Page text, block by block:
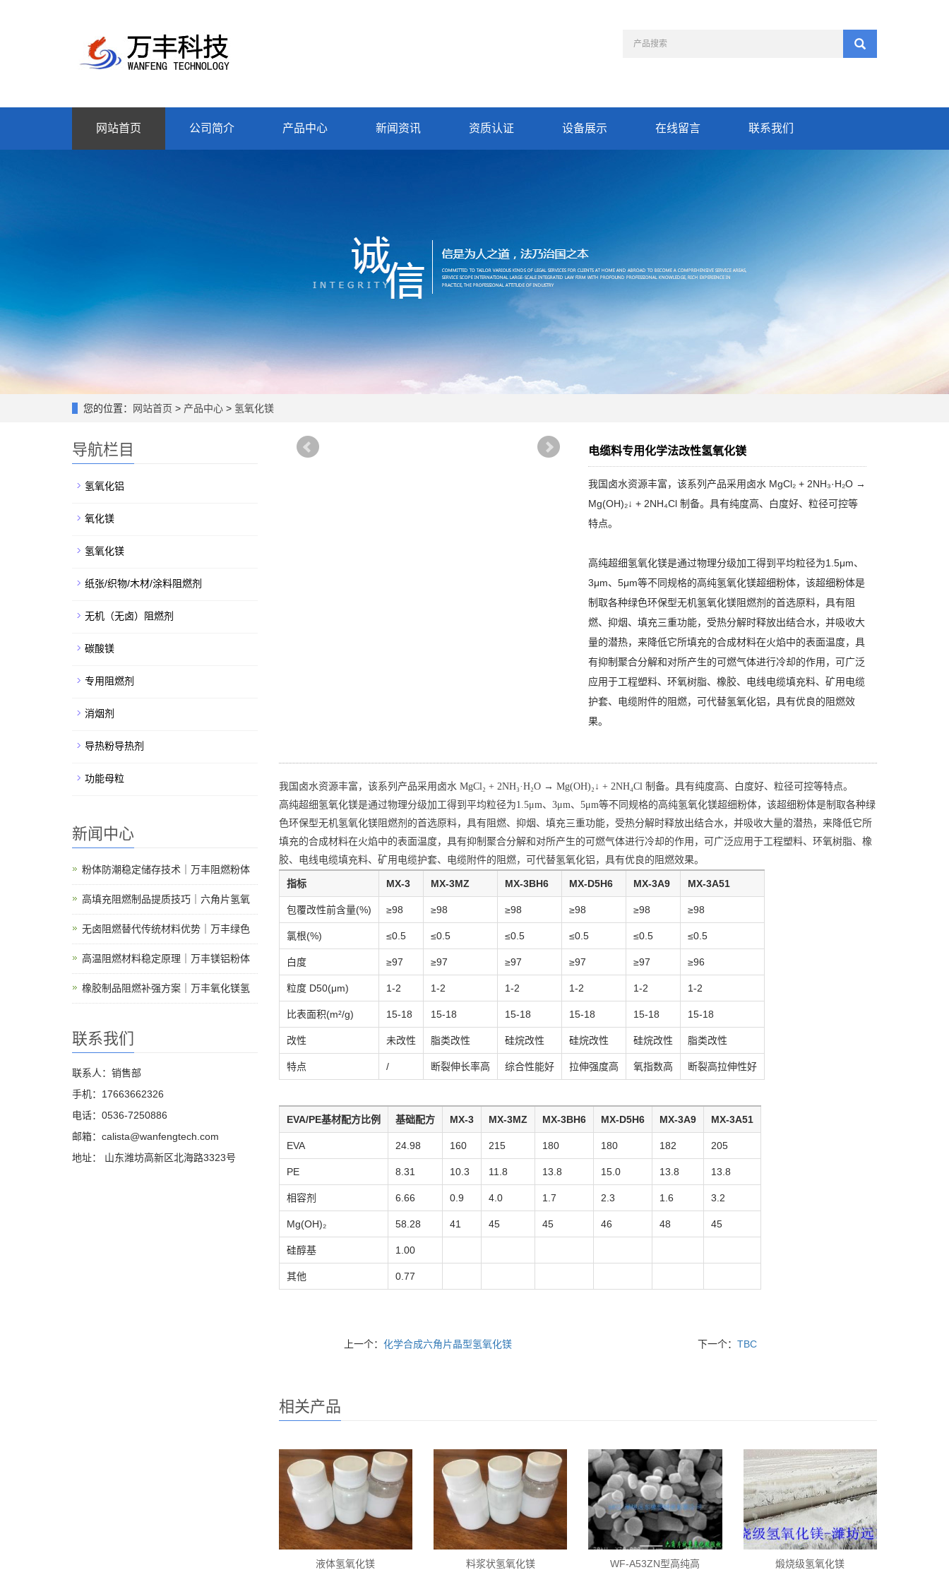
网站首页 公司简介 产品中心 新闻资讯 资质认证 设备展示 在线留言 联系我们
您的位置： 网站首页 > 产品中心 > 氢氧化镁
电缆料专用化学法改性氢氧化镁
我国卤水资源丰富，该系列产品采用卤水 MgCl₂ + 2NH₃·H₂O →
Mg(OH)₂↓ + 2NH₄Cl 制备。具有纯度高、白度好、粒径可控等
特点。
高纯超细氢氧化镁是通过物理分级加工得到平均粒径为1.5μm、
3μm、5μm等不同规格的高纯氢氧化镁超细粉体，该超细粉体是
制取各种绿色环保型无机氢氧化镁阻燃剂的首选原料，具有阻
燃、抑烟、填充三重功能，受热分解时释放出结合水，并吸收大
量的潜热，来降低它所填充的合成材料在火焰中的表面温度，具
有抑制聚合分解和对所产生的可燃气体进行冷却的作用，可广泛
应用于工程塑料、环氧树脂、橡胶、电线电缆填充料、矿用电缆
护套、电缆附件的阻燃，可代替氢氧化铝，具有优良的阻燃效
果。
我国卤水资源丰富，该系列产品采用卤水 MgCl₂ + 2NH₃·H₂O → Mg(OH)₂↓ + 2NH₄Cl 制备。具有纯度高、白度好、粒径可控等特点。
高纯超细氢氧化镁是通过物理分级加工得到平均粒径为1.5μm、3μm、5μm等不同规格的高纯氢氧化镁超细粉体，该超细粉体是制取各种绿
色环保型无机氢氧化镁阻燃剂的首选原料，具有阻燃、抑烟、填充三重功能，受热分解时释放出结合水，并吸收大量的潜热，来降低它所
填充的合成材料在火焰中的表面温度，具有抑制聚合分解和对所产生的可燃气体进行冷却的作用，可广泛应用于工程塑料、环氧树脂、橡
胶、电线电缆填充料、矿用电缆护套、电缆附件的阻燃，可代替氢氧化铝，具有优良的阻燃效果。
指标 MX-3 MX-3MZ MX-3BH6 MX-D5H6 MX-3A9 MX-3A51
包覆改性前含量(%) ≥98 ≥98 ≥98 ≥98 ≥98 ≥98
氯根(%) ≤0.5 ≤0.5 ≤0.5 ≤0.5 ≤0.5 ≤0.5
白度 ≥97 ≥97 ≥97 ≥97 ≥97 ≥96
粒度 D50(μm) 1-2 1-2 1-2 1-2 1-2 1-2
比表面积(m²/g) 15-18 15-18 15-18 15-18 15-18 15-18
改性 未改性 脂类改性 硅烷改性 硅烷改性 硅烷改性 脂类改性
特点 / 断裂伸长率高 综合性能好 拉伸强度高 氧指数高 断裂高拉伸性好
EVA/PE基材配方比例 基础配方 MX-3 MX-3MZ MX-3BH6 MX-D5H6 MX-3A9 MX-3A51
EVA 24.98 160 215 180 180 182 205
PE 8.31 10.3 11.8 13.8 15.0 13.8 13.8
相容剂 6.66 0.9 4.0 1.7 2.3 1.6 3.2
Mg(OH)₂ 58.28 41 45 45 46 48 45
硅醇基 1.00
其他 0.77
上一个：化学合成六角片晶型氢氧化镁 下一个：TBC
相关产品
液体氢氧化镁 料浆状氢氧化镁 WF-A53ZN型高纯高 煅烧级氢氧化镁
导航栏目
氢氧化铝
氧化镁
氢氧化镁
纸张/织物/木材/涂料阻燃剂
无机（无卤）阻燃剂
碳酸镁
专用阻燃剂
消烟剂
导热粉导热剂
功能母粒
新闻中心
粉体防潮稳定储存技术｜万丰阻燃粉体
高填充阻燃制品提质技巧｜六角片氢氧
无卤阻燃替代传统材料优势｜万丰绿色
高温阻燃材料稳定原理｜万丰镁铝粉体
橡胶制品阻燃补强方案｜万丰氧化镁氢
联系我们
联系人：销售部
手机：17663662326
电话：0536-7250886
邮箱：calista@wanfengtech.com
地址： 山东潍坊高新区北海路3323号